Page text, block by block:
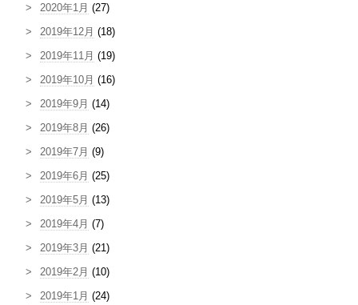
2020年1月 (27)
2019年12月 (18)
2019年11月 (19)
2019年10月 (16)
2019年9月 (14)
2019年8月 (26)
2019年7月 (9)
2019年6月 (25)
2019年5月 (13)
2019年4月 (7)
2019年3月 (21)
2019年2月 (10)
2019年1月 (24)